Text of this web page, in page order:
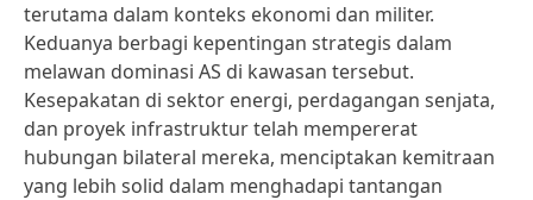
terutama dalam konteks ekonomi dan militer.
Keduanya berbagi kepentingan strategis dalam
melawan dominasi AS di kawasan tersebut.
Kesepakatan di sektor energi, perdagangan senjata,
dan proyek infrastruktur telah mempererat
hubungan bilateral mereka, menciptakan kemitraan
yang lebih solid dalam menghadapi tantangan